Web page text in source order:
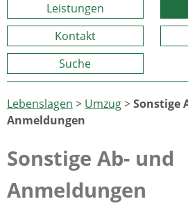
Leistungen
Kontakt
Suche
Lebenslagen > Umzug>Sonstige
Anmeldungen
Sonstige Ab- und
Anmeldungen